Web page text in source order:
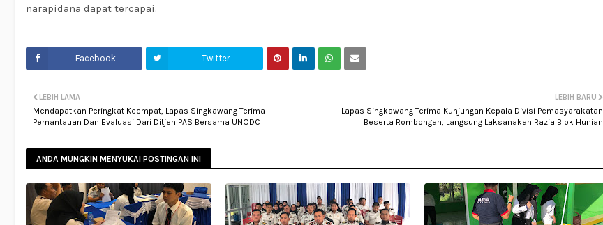
narapidana dapat tercapai.
Facebook Twitter
LEBIH BARU
Lapas Singkawang Terima Kunjungan Kepala Divisi Pemasyarakatan
Beserta Rombongan, Langsung Laksanakan Razia Blok Hunian
LEBIH LAMA
Mendapatkan Peringkat Keempat, Lapas Singkawang Terima
Pemantauan Dan Evaluasi Dari Ditjen PAS Bersama UNODC
ANDA MUNGKIN MENYUKAI POSTINGAN INI